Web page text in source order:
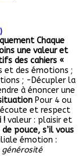
Chaque
une valeur et
des cahiers «
et des émotions ;
; -Décupler la
à énoncer une
Pour 4 ou
et respect
! valeur : plaisir et
pouce, s’il vous
émotion :